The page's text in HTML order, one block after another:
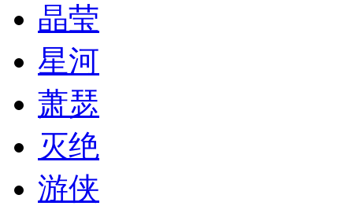
晶莹
星河
萧瑟
灭绝
游侠